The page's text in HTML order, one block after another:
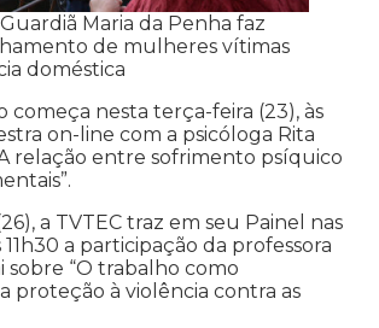
Maria da Penha faz
de mulheres vítimas
doméstica
começa nesta terça-feira (23), às
on-line com a psicóloga Rita
relação entre sofrimento psíquico
a TVTEC traz em seu Painel nas
11h30 a participação da professora
sobre “O trabalho como
proteção à violência contra as